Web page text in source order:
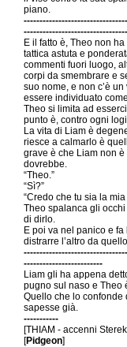
piano.
E il fatto è, Theo non
tattica astuta e
commenti fuori luogo,
corpi da smembrare e
suo nome, e non c’è
essere individuato
Theo si limita ad
punto è, contro ogni
La vita di Liam è
riesce a calmarlo è
grave è che Liam non
dovrebbe.
“Theo.”
“Sì?”
“Credo che tu sia la mia
Theo spalanca gli
di dirlo.
E poi va nel panico e
distrarre l’altro da
-------------------------
Liam gli ha appena
pugno sul naso e Theo
Quello che lo confonde
sapesse già.
-----------
[THIAM - accenni
[Pidgeon]